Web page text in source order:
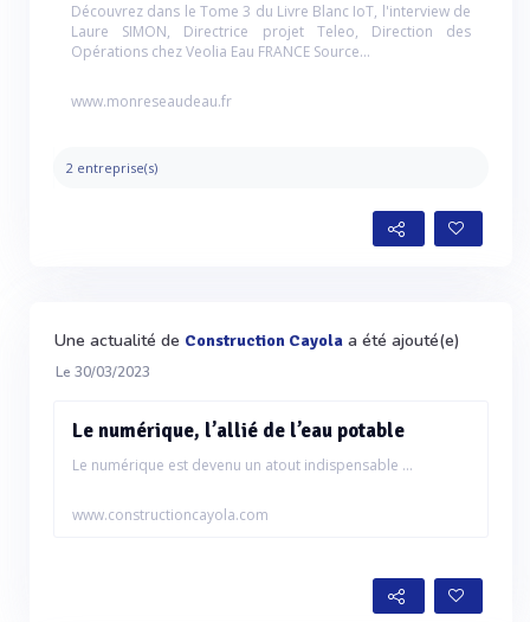
Découvrez dans le Tome 3 du Livre Blanc IoT, l'interview de
Laure SIMON, Directrice projet Teleo, Direction des
Opérations chez Veolia Eau FRANCE Source...
www.monreseaudeau.fr
2 entreprise(s)
Une actualité de Construction Cayola a été ajouté(e)
Le 30/03/2023
Le numérique, l’allié de l’eau potable
Le numérique est devenu un atout indispensable ...
www.constructioncayola.com